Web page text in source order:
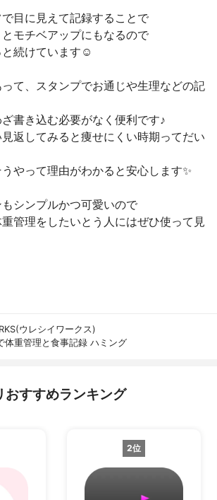
目に見えて記録することで
モチベアップにもなるので
と続けています☺️
て、スタンプでお通じや生理などの記
書き込む必要がなく便利です♪
返してみると痩せにくい時期ってだい
やって理由がわかると安心します✨
シンプルかつ可愛いので
管理をしたいとう人にはぜひ使って見
ウレシイワークス)
体重管理と食事記録 ハミング
おすすめランキング
2位